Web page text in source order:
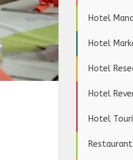
Hotel
Hotel
Hotel
Hotel
Hotel